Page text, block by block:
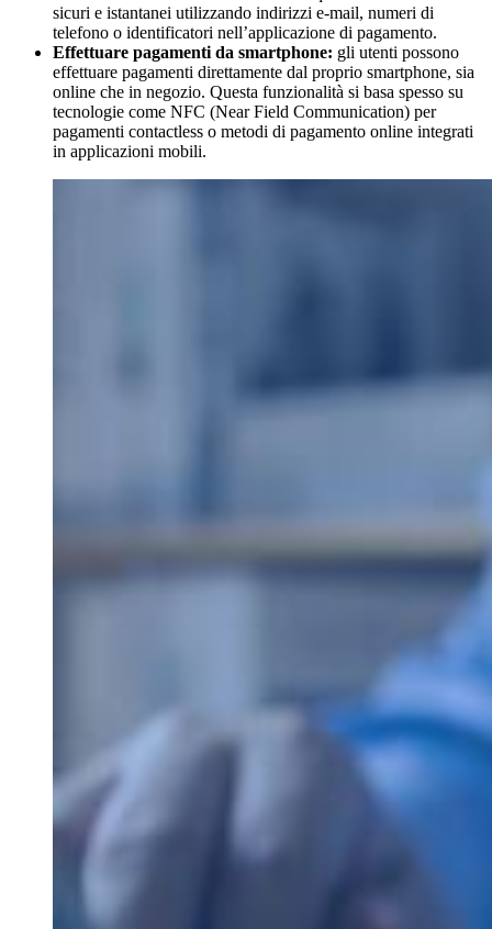
sicuri e istantanei utilizzando indirizzi e-mail, numeri di
telefono o identificatori nell’applicazione di pagamento.
Effettuare pagamenti da smartphone: gli utenti possono
effettuare pagamenti direttamente dal proprio smartphone, sia
online che in negozio. Questa funzionalità si basa spesso su
tecnologie come NFC (Near Field Communication) per
pagamenti contactless o metodi di pagamento online integrati
in applicazioni mobili.